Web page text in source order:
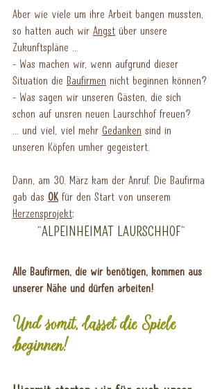
Aber wie viele um ihre Arbeit bangen mussten,
so hatten auch wir Angst über unsere
Zukunftspläne ...
- Was machen wir, wenn aufgrund dieser
Situation die Baufirmen nicht beginnen können?
- Was sagen wir unseren Gästen, die sich
schon auf unsren neuen Laurschhof freuen?
... und viel, viel mehr Gedanken sind in
unseren Köpfen umher gegeistert.
Dann, am 30. März kam der Anruf. Die Baufirma
gab das OK für den Start von unserem
Herzensprojekt:
"ALPEINHEIMAT LAURSCHHOF"
Alle Baufirmen, die wir benötigen, kommen aus
unserer Nähe und dürfen arbeiten!
Und somit, lasset die Spiele
beginnen!